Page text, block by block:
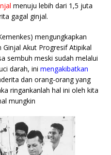
menuju lebih dari 1,5 juta
gagal ginjal.
mengungkapkan
Akut Progresif Atipikal
sembuh meski sudah melalui
darah, ini mengakibatkan
dan orang-orang yang
ringankanlah hal ini oleh kita
mungkin